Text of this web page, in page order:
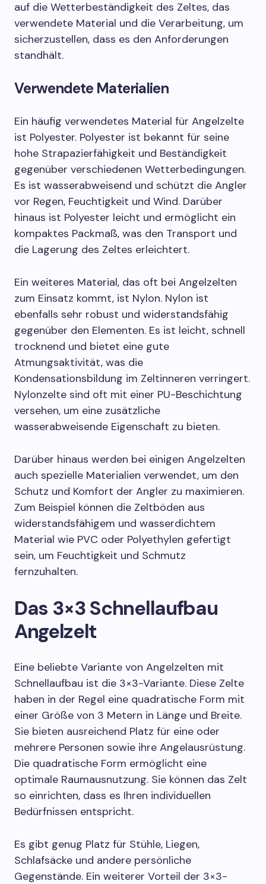
auf die Wetterbeständigkeit des Zeltes, das
verwendete Material und die Verarbeitung, um
sicherzustellen, dass es den Anforderungen
standhält.
Verwendete Materialien
Ein häufig verwendetes Material für Angelzelte
ist Polyester. Polyester ist bekannt für seine
hohe Strapazierfähigkeit und Beständigkeit
gegenüber verschiedenen Wetterbedingungen.
Es ist wasserabweisend und schützt die Angler
vor Regen, Feuchtigkeit und Wind. Darüber
hinaus ist Polyester leicht und ermöglicht ein
kompaktes Packmaß, was den Transport und
die Lagerung des Zeltes erleichtert.
Ein weiteres Material, das oft bei Angelzelten
zum Einsatz kommt, ist Nylon. Nylon ist
ebenfalls sehr robust und widerstandsfähig
gegenüber den Elementen. Es ist leicht, schnell
trocknend und bietet eine gute
Atmungsaktivität, was die
Kondensationsbildung im Zeltinneren verringert.
Nylonzelte sind oft mit einer PU-Beschichtung
versehen, um eine zusätzliche
wasserabweisende Eigenschaft zu bieten.
Darüber hinaus werden bei einigen Angelzelten
auch spezielle Materialien verwendet, um den
Schutz und Komfort der Angler zu maximieren.
Zum Beispiel können die Zeltböden aus
widerstandsfähigem und wasserdichtem
Material wie PVC oder Polyethylen gefertigt
sein, um Feuchtigkeit und Schmutz
fernzuhalten.
Das 3×3 Schnellaufbau
Angelzelt
Eine beliebte Variante von Angelzelten mit
Schnellaufbau ist die 3×3-Variante. Diese Zelte
haben in der Regel eine quadratische Form mit
einer Größe von 3 Metern in Länge und Breite.
Sie bieten ausreichend Platz für eine oder
mehrere Personen sowie ihre Angelausrüstung.
Die quadratische Form ermöglicht eine
optimale Raumausnutzung. Sie können das Zelt
so einrichten, dass es Ihren individuellen
Bedürfnissen entspricht.
Es gibt genug Platz für Stühle, Liegen,
Schlafsäcke und andere persönliche
Gegenstände. Ein weiterer Vorteil der 3×3-